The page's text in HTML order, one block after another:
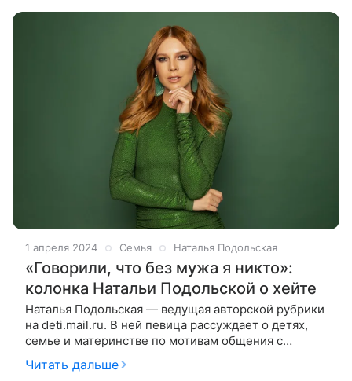
1 апреля 2024 Семья Наталья Подольская
«Говорили, что без мужа я никто»:
колонка Натальи Подольской о хейте
Наталья Подольская — ведущая авторской рубрики
на deti.mail.ru. В ней певица рассуждает о детях,
семье и материнстве по мотивам общения с
гостями своего YouTube-шоу «Ваша Наташа». На
этот раз гостьей студии стала
Читать дальше